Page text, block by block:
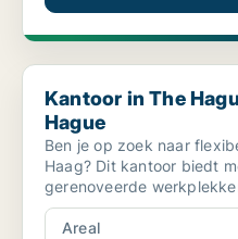
Kantoor in The Hague
Kantoor in The
Hague
Ben je op zoek naar
Haag? Dit kantoor biedt
gerenoveerde
Gelegen aan ...
Areal